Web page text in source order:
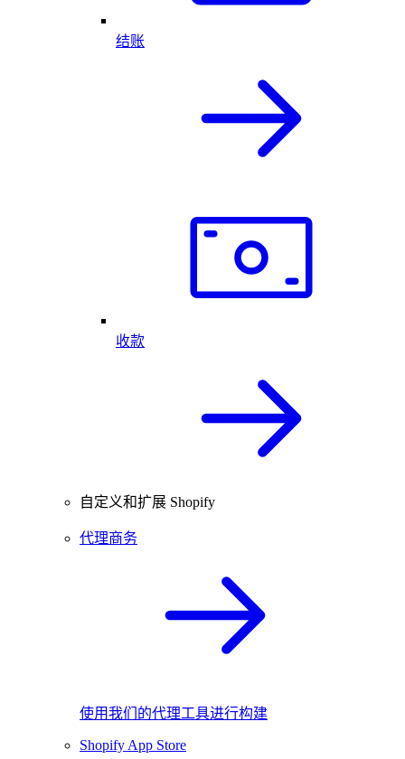
结账
收款
自定义和扩展 Shopify
代理商务
使用我们的代理工具进行构建
Shopify App Store